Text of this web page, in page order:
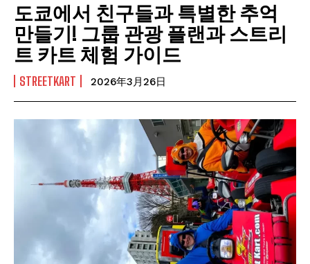
도쿄에서 친구들과 특별한 추억
만들기! 그룹 관광 플랜과 스트리
트 카트 체험 가이드
STREETKART 2026年3月26日